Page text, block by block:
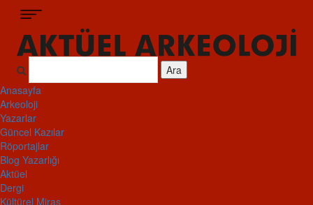
Ara
Anasayfa
Arkeoloji
Yazarlar
Güncel Kazılar
Röportajlar
Blog Yazarlığı
Aktüel
Dergi
Kültürel Miras